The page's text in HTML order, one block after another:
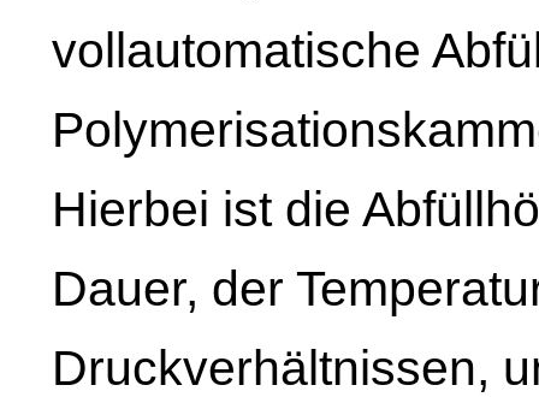
vollautomatische
Hierbei ist die
Dauer, der
Druckverhältnissen,